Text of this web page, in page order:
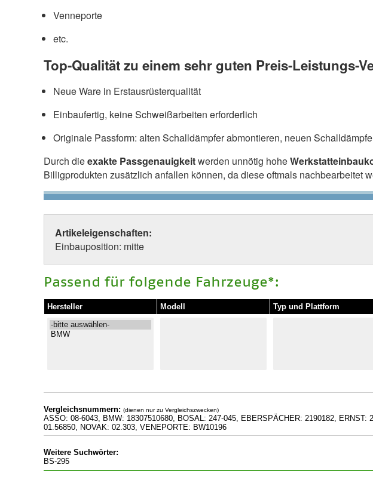
Venneporte
etc.
Top-Qualität zu einem sehr guten Preis-Leistungs-
Neue Ware in Erstausrüsterqualität
Einbaufertig, keine Schweißarbeiten erforderlich
Originale Passform: alten Schalldämpfer abmontieren, neuen
Durch dieexakte Passgenauigkeitwerden unnötig hohe
Billigprodukten zusätzlich anfallen können, da diese oftmals nachbearbeitet
Artikeleigenschaften:
Einbauposition: mitte
Passend für folgende Fahrzeuge*:
Hersteller Modell Typ und Plattform
Vergleichsnummern: (dienen nur zu Vergleichszwecken)
ASSO: 08-6043, BMW: 18307510680, BOSAL: 247-045, EBERSPÄCHER: 2190182,
01.56850, NOVAK: 02.303, VENEPORTE: BW10196
Weitere Suchwörter:
BS-295